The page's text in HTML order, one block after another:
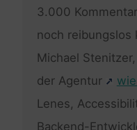
3.000
noch reibungslos
Michael
der Agentur
Lenes,
Backend-